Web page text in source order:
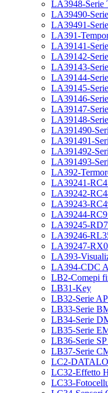
LA3948-Serie
LA39490-
LA39491-
LA391-
LA39141-
LA39142-
LA39143-
LA39144-
LA39145-
LA39146-
LA39147-
LA39148-
LA391490-
LA391491-
LA391492-
LA391493-
LA392-
LA39241-
LA39242-
LA39243-
LA39244-
LA39245-
LA39246-
LA39247-
LA393-
LA394-CDC
LB2-Comepi
LB31-Key
LB32-Serie
LB33-Serie
LB34-Serie
LB35-Serie
LB36-Serie
LB37-Serie
LC2-
LC32-Effetto
LC33-